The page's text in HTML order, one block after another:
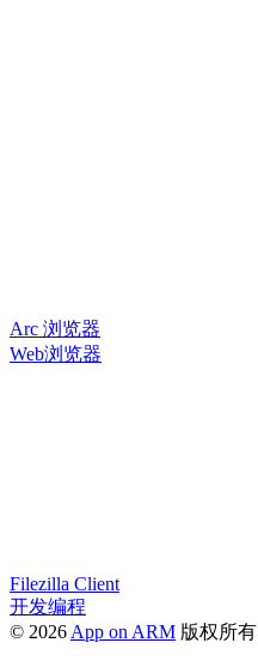
Arc 浏览器
Web浏览器
Filezilla Client
开发编程
© 2026 App on ARM 版权所有